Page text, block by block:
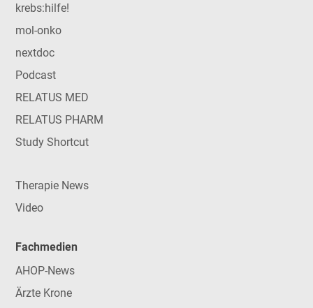
krebs:hilfe!
mol-onko
nextdoc
Podcast
RELATUS MED
RELATUS PHARM
Study Shortcut
Therapie News
Video
Fachmedien
AHOP-News
Ärzte Krone